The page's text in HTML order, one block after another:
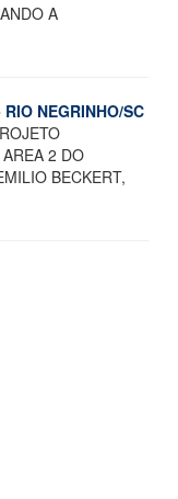
A
NEGRINHO/SC
2 DO
BECKERT,